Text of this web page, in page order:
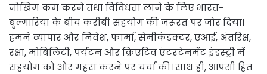
जोखिम कम करने तथा विविधता लाने के लिए भारत-
बुल्गारिया के बीच करीबी सहयोग की जरूरत पर जोर दिया।
हमने व्यापार और निवेश, फार्मा, सेमीकंडक्टर, एआई, अंतरिक्ष,
रक्षा, मोबिलिटी, पर्यटन और क्रिएटिव एंटरटेनमेंट इंडस्ट्री में
सहयोग को और गहरा करने पर चर्चा की। साथ ही, आपसी हित